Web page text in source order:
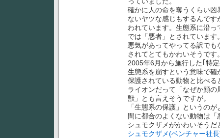
確かに人の命を奪うくらい
ないヤツな感じもするんで
われています。生態系に沿
では「悪者」とされています
悪気があってやってる訳で
されてとてもかわいそうです
2005年6月から施行した｢特
生態系を崩すという意味で
保護されている動物と比べ
ライオンだって「なぜか顔
獣」とも言えそうですが。
「生態系の保護」というの
間に都合のよくない動物は「
シュモクザメがかわいそう
シュモクザメ(ベンチャー社